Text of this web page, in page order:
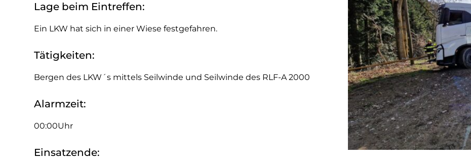
Lage beim Eintreffen:
Ein LKW hat sich in einer Wiese festgefahren.
Tätigkeiten:
Bergen des LKW´s mittels Seilwinde und Seilwinde des RLF-A 2000
Alarmzeit:
00:00Uhr
Einsatzende: